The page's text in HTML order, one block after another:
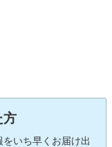
方
いち早くお届け出